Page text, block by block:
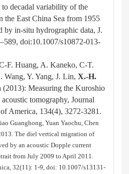
decadal variability of the
the East China Sea from 1955
by in-situ hydrographic data, J.
doi:10.1007/s10872-013-
F. Huang, A. Kaneko, C-T.
Y. Yang, J. Lin, X.-H.
(2013): Measuring the Kuroshio
tomography, Journal
America, 134(4), 3272-3281.
Guanghong, Yuan Yaochu, Chen
The diel vertical migration of
by an acoustic Dopple current
from July 2009 to April 2011.
32(11): 1-9, doi: 10.1007/s13131-